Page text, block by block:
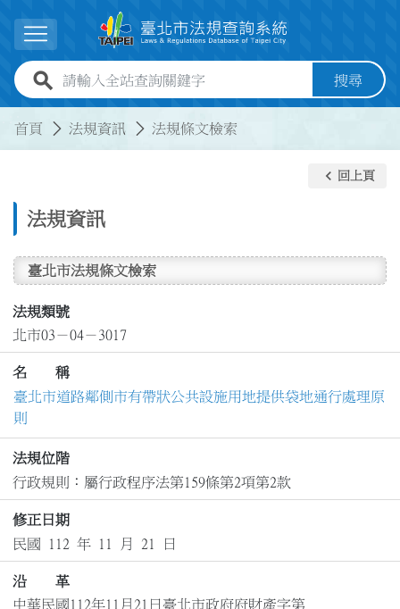
展開選單
全站查詢關鍵字欄位 搜尋
首頁 法規資訊 法規條文檢索
法規資訊
keyboard_arrow_left 回上頁
臺北市法規條文檢索
法規類號
北市03－04－3017
名 稱
臺北市道路鄰側市有帶狀公共設施用地提供袋地通行處理原
則
法規位階
行政規則：屬行政程序法第159條第2項第2款
修正日期
民國 112 年 11 月 21 日
沿 革
中華民國112年11月21日臺北市政府府財產字第